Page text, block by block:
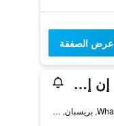
عرض الصفقة
هوليداي إن إكسبرس بريسبيني س جي ايتم آماي آيتش جي
168 Wharf Street, بريسبان, QLD, أستراليا